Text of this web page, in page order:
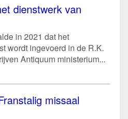
dienstwerk van
in 2021 dat het
wordt ingevoerd in de R.K.
Antiquum ministerium...
missaal